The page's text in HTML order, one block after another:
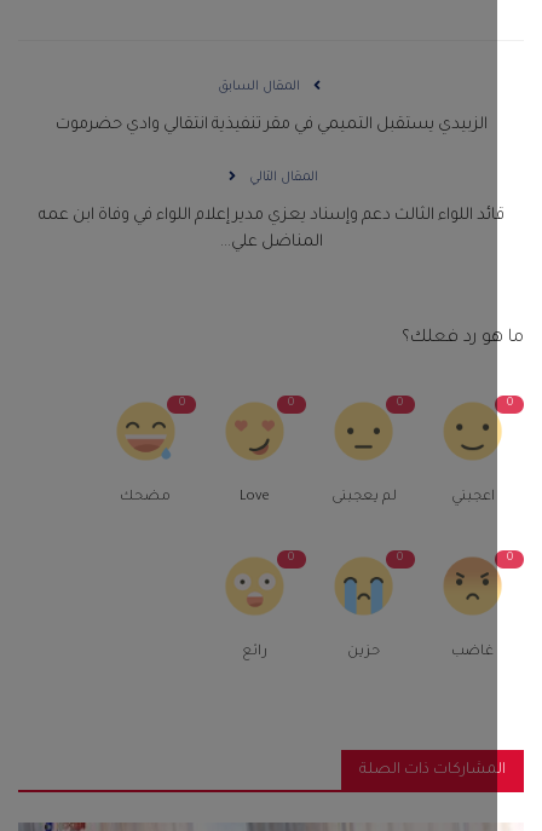
المقال السابق
الزبيدي يستقبل التميمي في مقر تنفيذية انتقالي وادي حضرموت
المقال التالي
اللواء الثالث دعم وإسناد يعزي مدير إعلام اللواء في وفاة ابن عمه
المناضل علي...
رد فعلك؟
لم يعجبنى مضحك
ذات الصلة